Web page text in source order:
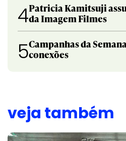
4Patricia Kamitsuji
da Imagem Filmes
5Campanhas da
conexões
veja também